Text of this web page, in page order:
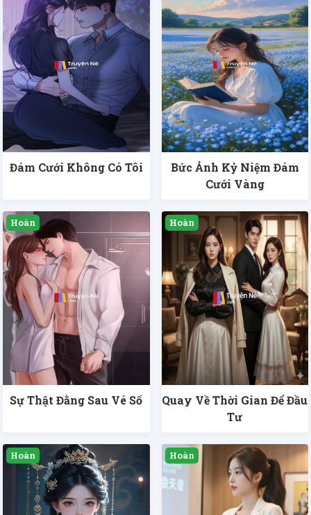
Đám Cưới Không Có Tôi
Bức Ảnh Kỷ Niệm Đám
Cưới Vàng
Sự Thật Đằng Sau Vé Số
Quay Về Thời Gian Để Đầu
Tư